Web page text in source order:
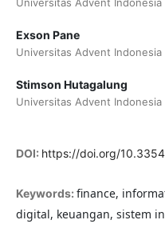
Exson Pane
Universitas Advent Indonesia
Stimson Hutagalung
Universitas Advent Indonesia
DOI: https://doi.org/
Keywords: finance,
digital, keuangan, sistem